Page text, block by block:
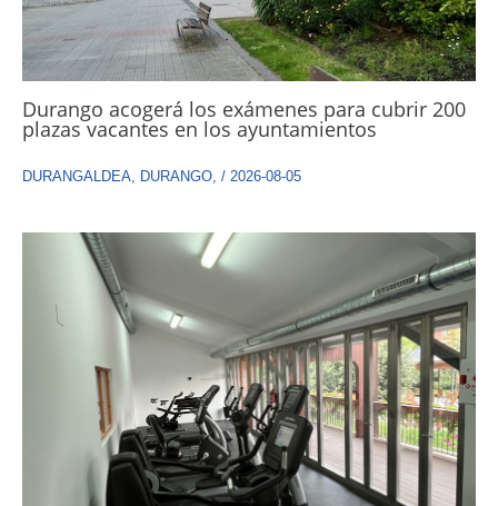
Durango acogerá los exámenes para cubrir 200
plazas vacantes en los ayuntamientos
DURANGALDEA DURANGO / 2026-08-05